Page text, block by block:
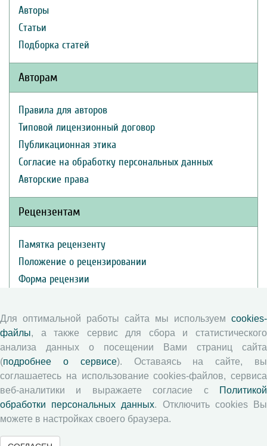
Авторы
Статьи
Подборка статей
Авторам
Правила для авторов
Типовой лицензионный договор
Публикационная этика
Согласие на обработку персональных данных
Авторские права
Рецензентам
Памятка рецензенту
Положение о рецензировании
Форма рецензии
Журналы ВолНЦ РАН
Экономические и социальные перемены
Проблемы развития территории
Вопросы территориального развития
Социальное пространство
Юный экономист
АгроЗооТехника
Для оптимальной работы сайта мы используем cookies-
файлы, а также сервис для сбора и статистического
анализа данных о посещении Вами страниц сайта
(подробнее о сервисе). Оставаясь на сайте, вы
соглашаетесь на использование cookies-файлов, сервиса
веб-аналитики и выражаете согласие с
Политикой
обработки персональных данных. Отключить cookies Вы
можете в настройках своего браузера.